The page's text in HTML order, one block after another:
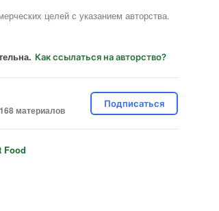
целей с указанием авторства.
Как ссылаться на авторство?
материалов
Подписаться
Food